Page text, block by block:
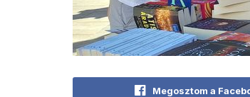
Megosztom a